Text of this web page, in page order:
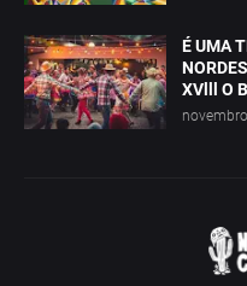
É UMA
XVlll O